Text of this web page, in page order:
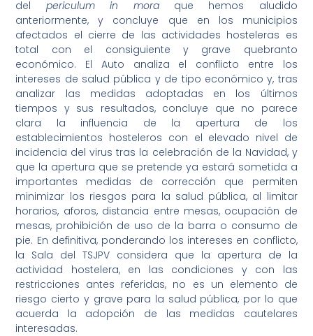
del periculum in moraque hemos aludido
anteriormente, y concluye que en los municipios
afectados el cierre de las actividades hosteleras es
total con el consiguiente y grave quebranto
económico. El Auto analiza el conflicto entre los
intereses de salud pública y de tipo económico y, tras
analizar las medidas adoptadas en los últimos
tiempos y sus resultados, concluye que no parece
clara la influencia de la apertura de los
establecimientos hosteleros con el elevado nivel de
incidencia del virus tras la celebración de la Navidad, y
que la apertura que se pretende ya estará sometida a
importantes medidas de corrección que permiten
minimizar los riesgos para la salud pública, al limitar
horarios, aforos, distancia entre mesas, ocupación de
mesas, prohibición de uso de la barra o consumo de
pie. En definitiva, ponderando los intereses en conflicto,
la Sala del TSJPV considera que la apertura de la
actividad hostelera, en las condiciones y con las
restricciones antes referidas, no es un elemento de
riesgo cierto y grave para la salud pública, por lo que
acuerda la adopción de las medidas cautelares
interesadas.